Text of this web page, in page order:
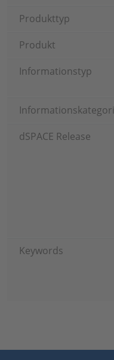
Produkttyp
Produkt
Informationstyp
dSPACE Release
Keywords